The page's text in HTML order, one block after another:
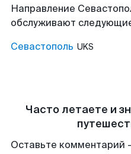
Направление
обслуживают
Севастополь UKS
Часто летаете и
Оставьте комментарий